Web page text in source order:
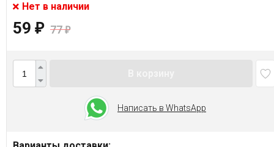
Нет в наличии
59 ₽ 77₽
Написать в WhatsApp